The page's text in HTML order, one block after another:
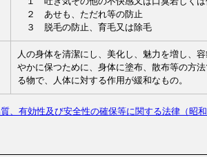
２　あせも、ただれ等の防止
３　脱毛の防止、育毛又は除毛
人の身体を清潔にし、美化し、魅力を増し、
やかに保つために、身体に塗布、散布等の方
る物で、人体に対する作用が緩和なもの。
、有効性及び安全性の確保等に関する法律（昭